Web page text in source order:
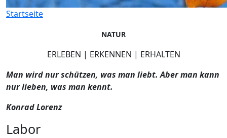
Startseite
NATUR
ERLEBEN | ERKENNEN | ERHALTEN
Man wird nur schützen, was man liebt. Aber man kann
nur lieben, was man kennt.
Konrad Lorenz
Labor